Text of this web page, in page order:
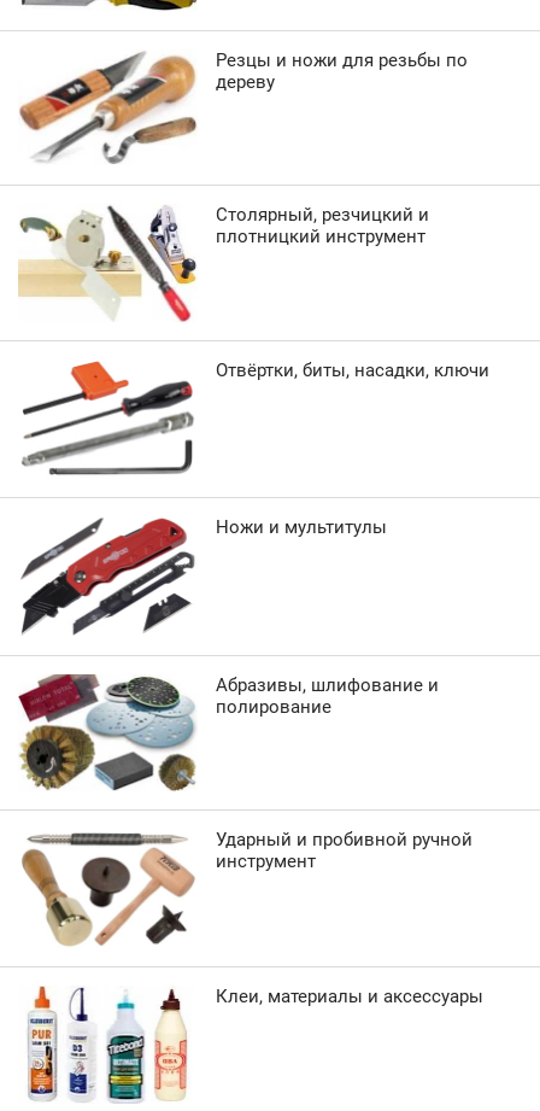
Резцы и ножи для резьбы по
дереву
Столярный, резчицкий и
плотницкий инструмент
Отвёртки, биты, насадки, ключи
Ножи и мультитулы
Абразивы, шлифование и
полирование
Ударный и пробивной ручной
инструмент
Клеи, материалы и аксессуары